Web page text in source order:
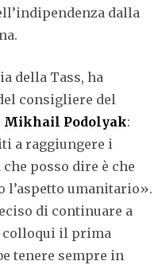
dalla
della Tass, ha
consigliere del
Mikhail Podolyak:
a raggiungere i
posso dire è che
l’aspetto umanitario».
di continuare a
colloqui il prima
tenere sempre in